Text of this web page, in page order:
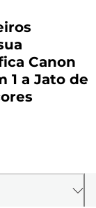
Canon
1 a Jato de